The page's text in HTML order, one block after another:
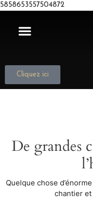
5858653557504872
Cliquez ici
De grandes
Quelque chose
chantier